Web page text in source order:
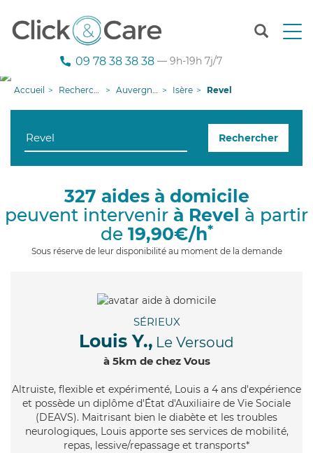
T
n
g
i
09 78 38 38 38 — 9h-19h 7j/7
Accueil Recherche aide à domicile Auvergne-Rhône-Alpes Isère Revel
Rechercher
327 aides à domicile
peuvent intervenir à Revel à partir
de 19,90€/h*
Sous réserve de leur disponibilité au moment de la demande
SÉRIEUX
Louis Y., Le Versoud
à 5km de chez Vous
Altruiste, flexible et expérimenté, Louis a 4 ans d'expérience
et possède un diplôme d'État d'Auxiliaire de Vie Sociale
(DEAVS). Maitrisant bien le diabète et les troubles
neurologiques, Louis apporte ses services de mobilité,
repas, lessive/repassage et transports*